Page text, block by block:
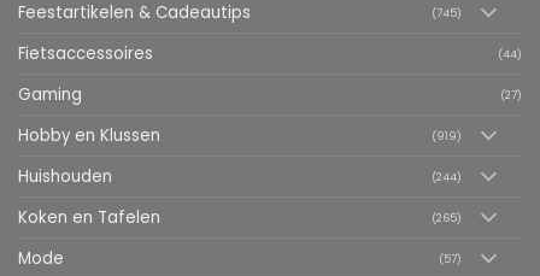
Feestartikelen & Cadeautips (745)
Fietsaccessoires (44)
Gaming (27)
Hobby en Klussen (919)
Huishouden (244)
Koken en Tafelen (265)
Mode (57)